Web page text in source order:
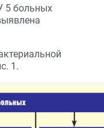
5 больных
1.